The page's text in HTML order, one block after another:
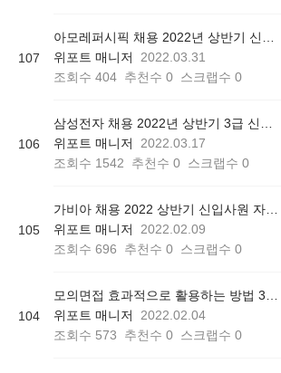
107
아모레퍼시픽 채용 2022년 상반기 신입사원 자소서 작성법
위포트 매니저
2022.03.31
조회수 404 추천수 0 스크랩수 0
106
삼성전자 채용 2022년 상반기 3급 신입사원 자소서 작성전략
위포트 매니저
2022.03.17
조회수 1542 추천수 0 스크랩수 0
105
가비아 채용 2022 상반기 신입사원 자소서 작성전략
위포트 매니저
2022.02.09
조회수 696 추천수 0 스크랩수 0
104
모의면접 효과적으로 활용하는 방법 3가지(feat.셀프 연습법)
위포트 매니저
2022.02.04
조회수 573 추천수 0 스크랩수 0